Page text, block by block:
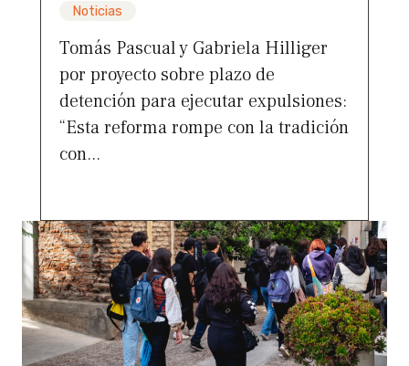
Noticias
Tomás Pascual y Gabriela Hilliger
por proyecto sobre plazo de
detención para ejecutar expulsiones:
“Esta reforma rompe con la tradición
con...